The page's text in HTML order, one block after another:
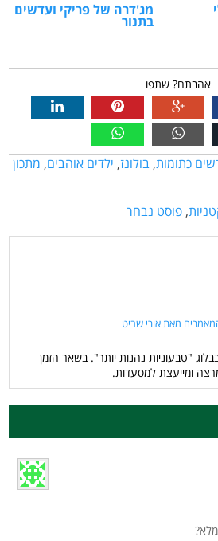
מג'דרה של פריקי ועדשים
בתנור
אהבתם? שתפו
כתומות, בולונז, ילדים אוהבים, מתכון
, פוסט נבחר
מאת אורי שביט
"טבעוניות נהנות יותר". בשאר הזמן
ומייעצת למסעדות.